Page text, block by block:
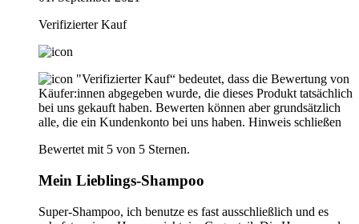
Verifizierter Kauf
"Verifizierter Kauf“ bedeutet, dass die Bewertung von
Käufer:innen abgegeben wurde, die dieses Produkt tatsächlich
bei uns gekauft haben. Bewerten können aber grundsätzlich
alle, die ein Kundenkonto bei uns haben. Hinweis schließen
Bewertet mit 5 von 5 Sternen.
Mein Lieblings-Shampoo
Super-Shampoo, ich benutze es fast ausschließlich und es